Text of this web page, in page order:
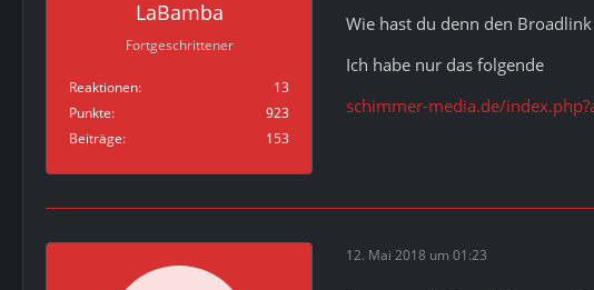
LaBamba
Fortgeschrittener
Reaktionen
13
Punkte
923
Beiträge
153
Wie hast du denn den
Ich habe nur das folgende
schimmer-media.de/
12. Mai 2018 um 01:23